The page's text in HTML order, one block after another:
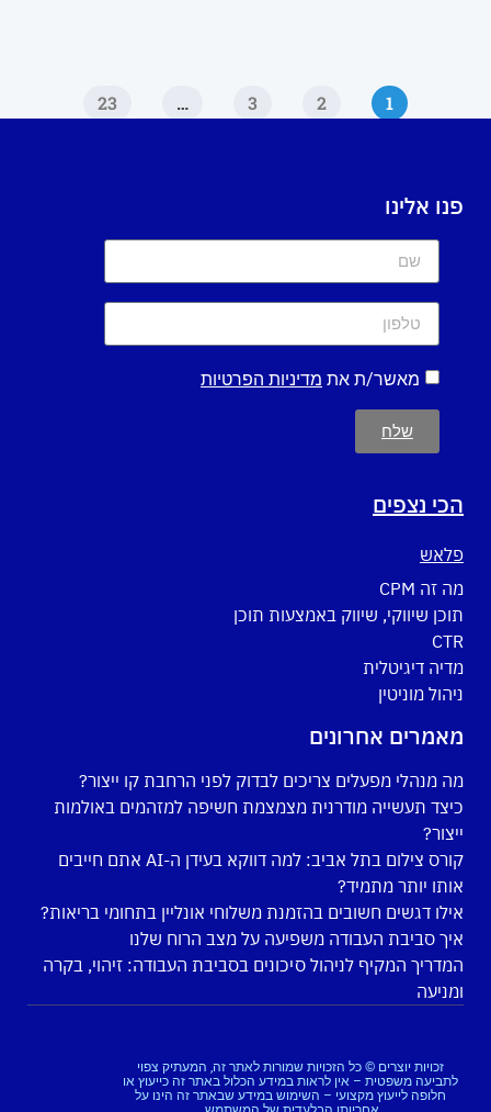
1
2
3
…
23
פנו אלינו
מאשר/ת את מדיניות הפרטיות
שלח
הכי נצפים
פלאש
מה זה CPM
תוכן שיווקי, שיווק באמצעות תוכן
CTR
מדיה דיגיטלית
ניהול מוניטין
מאמרים אחרונים
מה מנהלי מפעלים צריכים לבדוק לפני הרחבת קו ייצור?
כיצד תעשייה מודרנית מצמצמת חשיפה למזהמים באולמות
ייצור?
קורס צילום בתל אביב: למה דווקא בעידן ה-AI אתם חייבים
אותו יותר מתמיד?
אילו דגשים חשובים בהזמנת משלוחי אונליין בתחומי בריאות?
איך סביבת העבודה משפיעה על מצב הרוח שלנו
המדריך המקיף לניהול סיכונים בסביבת העבודה: זיהוי, בקרה
ומניעה
זכויות יוצרים © כל הזכויות שמורות לאתר זה, המעתיק צפוי
לתביעה משפטית – אין לראות במידע הכלול באתר זה כייעוץ או
חלופה לייעוץ מקצועי – השימוש במידע שבאתר זה הינו על